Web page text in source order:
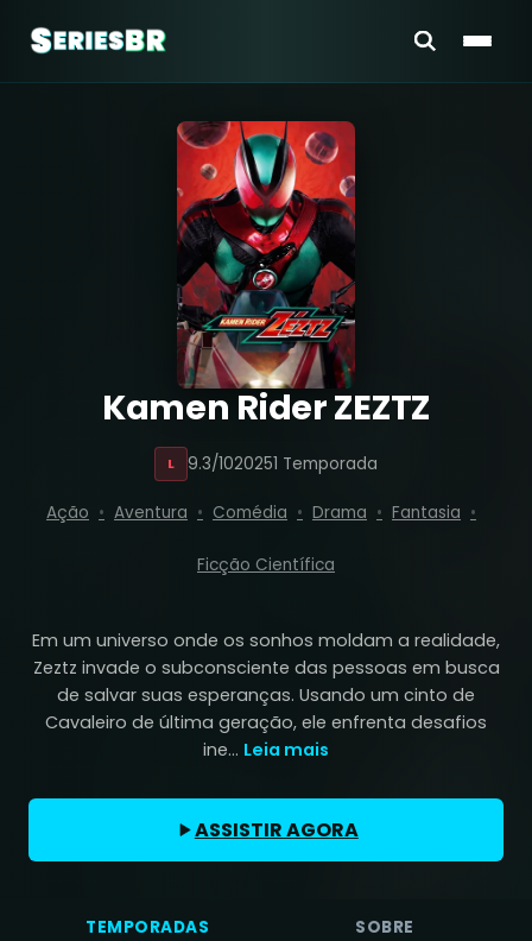
Kamen Rider ZEZTZ
L 9.3/1020251 Temporada
Ação Aventura Comédia Drama Fantasia
Ficção Científica
Em um universo onde os sonhos moldam a realidade,
Zeztz invade o subconsciente das pessoas em busca
de salvar suas esperanças. Usando um cinto de
Cavaleiro de última geração, ele enfrenta desafios
ine... Leia mais
ASSISTIR AGORA
TEMPORADAS SOBRE